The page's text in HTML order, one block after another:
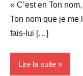
« C’est en Ton
Ton nom que je me
fais-lui […]
Lire la suite